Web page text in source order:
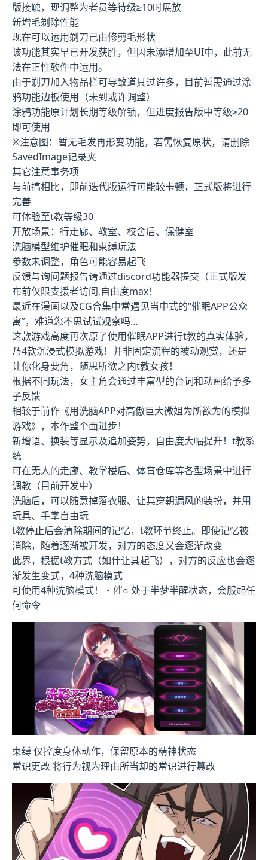
版接触，现调整为者员等待级≥10时展放
新增毛剃除性能
现在可以运用剃刀己由修剪毛形状
该功能其实早已开发获胜，但因未添增加至UI中，此前无
法在正性软件中运用。
由于剃刀加入物品栏可导致道具过许多，目前暂需通过涂
鸦功能边板使用（未到或许调整）
涂鸦功能原计划长期等级解锁，但进度报告版中等级≥20
即可使用
※注意图：暂无毛发再形变功能，若需恢复原状，请删除
SavedImage记录夹
其它注意事务项
与前搞相比，即前迭代版运行可能较卡顿，正式版将进行
完善
可体验至t教等级30
开放场景：行走廊、教室、校舍后、保健室
洗脑模型维护催眠和束缚玩法
参数未调整，角色可能容易起飞
反馈与询问题报告请通过discord功能器提交（正式版发
布前仅限支援者访问,自由度max！
最近在漫画以及CG合集中常遇见当中式的“催眠APP公众
寓”，难道您不思试试观察吗…
这款游戏高度再次原了使用催眠APP进行t教的真实体验，
乃4款沉浸式模拟游戏！并非固定流程的被动观赏，还是
让你化身要角，随思所欲之内t教女孩！
根据不同玩法，女主角会通过丰富型的台词和动画给予多
子反馈
相较于前作《用洗脑APP对高傲巨大微姐为所欲为的模拟
游戏》，本作整个面进步！
新增语、换装等显示及追加姿势，自由度大幅提升！t教系
统
可在无人的走廊、教学楼后、体育仓库等各型场景中进行
调教（目前开发中）
洗脑后，可以随意掉落衣服、让其穿朝漏风的装扮，并用
玩具、手掌自由玩
t教停止后会清除期间的记忆，t教环节终止。即使记忆被
消除，随着逐渐被开发，对方的态度又会逐渐改变
此界，根据t教方式（如什让其起飞），对方的反应也会逐
渐发生变式，4种洗脑模式
可使用4种洗脑模式！・催○ 处于半梦半醒状态，会服起任
何命令
束缚 仅控度身体动作，保留原本的精神状态
常识更改 将行为视为理由所当却的常识进行篡改